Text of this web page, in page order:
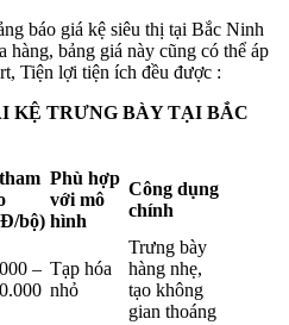
báo giá kệ siêu thị tại Bắc Ninh
bảng giá này cũng có thể áp
Tiện lợi tiện ích đều được :
KỆ TRƯNG BÀY TẠI BẮC
bộ)
Phù hợp
với mô
hình
Công dụng
chính
– Tạp hóa
nhỏ
Trưng bày
hàng nhẹ,
tạo không
gian thoáng